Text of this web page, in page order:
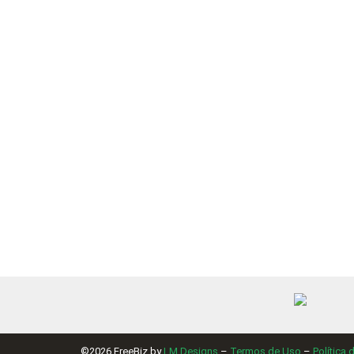
©2026 FreeBiz by LM Designs – Termos de Uso – Política